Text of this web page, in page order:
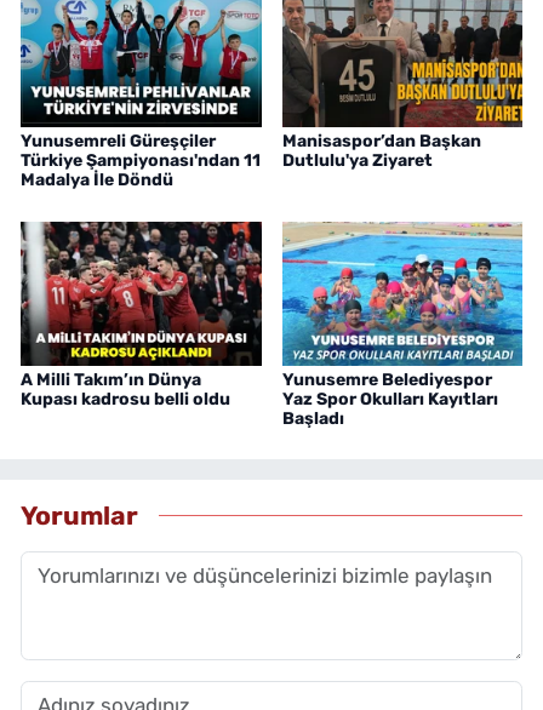
Yunusemreli Güreşçiler
Türkiye Şampiyonası'ndan 11
Madalya İle Döndü
Manisaspor’dan Başkan
Dutlulu'ya Ziyaret
A Milli Takım’ın Dünya
Kupası kadrosu belli oldu
Yunusemre Belediyespor
Yaz Spor Okulları Kayıtları
Başladı
Yorumlar